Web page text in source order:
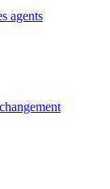
agents